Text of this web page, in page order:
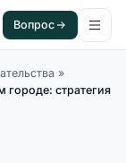
Вопрос
»
городе: стратегия